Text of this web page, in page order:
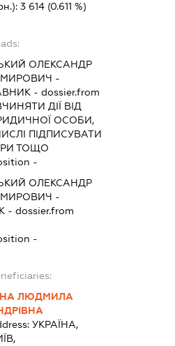
3 614 (0.611 %)
ОЛЕКСАНДР
-
- dossier.from
ДІЇ ВІД
ОСОБИ,
ПІДПИСУВАТИ
ТОЩО
-
ОЛЕКСАНДР
-
- dossier.from
-
ЛЮДМИЛА
УКРАЇНА,